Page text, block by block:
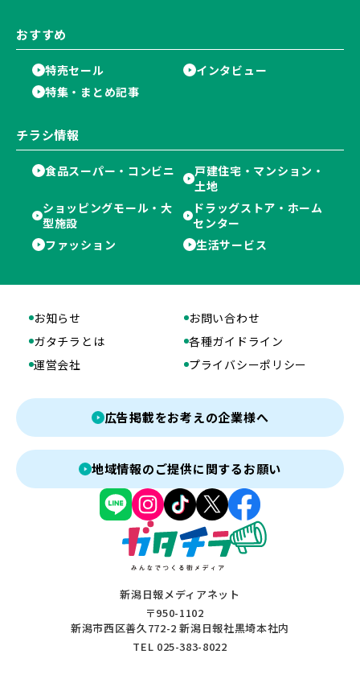
おすすめ
特売セール
インタビュー
特集・まとめ記事
チラシ情報
食品スーパー・コンビニ
戸建住宅・マンション・
土地
ショッピングモール・大
型施設
ドラッグストア・ホーム
センター
ファッション
生活サービス
新潟日報メディアネット
〒950-1102
新潟市西区善久772-2 新潟日報社黒埼本社内
TEL 025-383-8022
お知らせ
お問い合わせ
ガタチラとは
各種ガイドライン
運営会社
プライバシーポリシー
広告掲載をお考えの企業様へ
地域情報のご提供に関するお願い